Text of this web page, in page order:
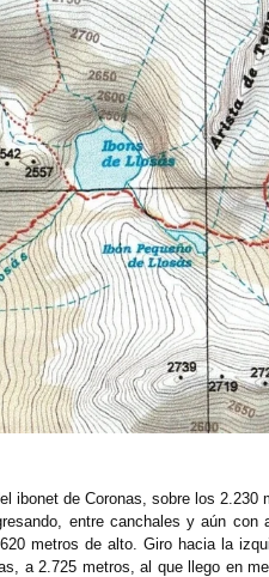
ibonet de Coronas, sobre los 2.230
entre canchales y aún con
metros de alto. Giro hacia la
a 2.725 metros, al que llego en